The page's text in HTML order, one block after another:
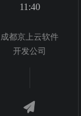
11:40
成都京上云软件
开发公司